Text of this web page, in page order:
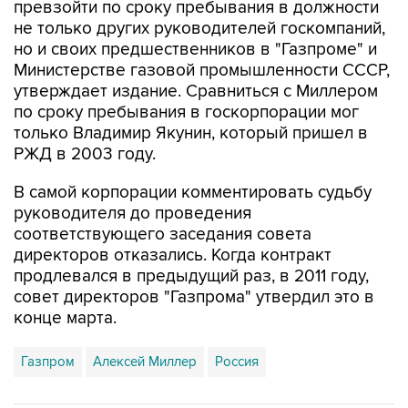
но и своих предшественников в "Газпроме" и
Министерстве газовой промышленности СССР,
утверждает издание. Сравниться с Миллером
по сроку пребывания в госкорпорации мог
только Владимир Якунин, который пришел в
РЖД в 2003 году.
В самой корпорации комментировать судьбу
соответствующего заседания совета
директоров отказались. Когда контракт
продлевался в предыдущий раз, в 2011 году,
совет директоров "Газпрома" утвердил это в
конце марта.
Газпром Алексей Миллер